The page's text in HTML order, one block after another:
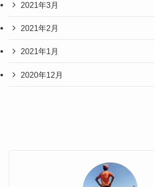
2021年3月
2021年2月
2021年1月
2020年12月